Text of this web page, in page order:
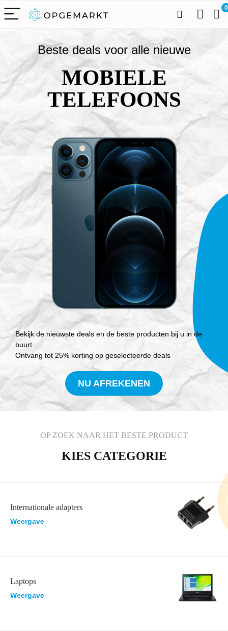
0
Beste deals voor alle nieuwe
MOBIELE
TELEFOONS
Bekijk de nieuwste deals en de beste producten bij u in de
buurt
Ontvang tot 25% korting op geselecteerde deals
NU AFREKENEN
OP ZOEK NAAR HET BESTE PRODUCT
KIES CATEGORIE
Internationale adapters
Weergave
Laptops
Weergave